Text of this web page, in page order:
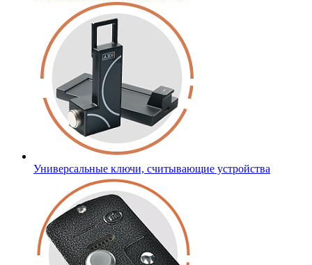
Универсальные ключи, считывающие устройства